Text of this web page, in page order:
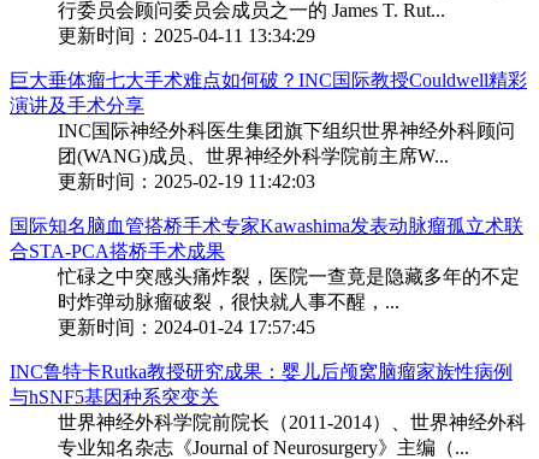
行委员会顾问委员会成员之一的 James T. Rut...
更新时间：2025-04-11 13:34:29
巨大垂体瘤七大手术难点如何破？INC国际教授Couldwell精彩
演讲及手术分享
INC国际神经外科医生集团旗下组织世界神经外科顾问
团(WANG)成员、世界神经外科学院前主席W...
更新时间：2025-02-19 11:42:03
国际知名脑血管搭桥手术专家Kawashima发表动脉瘤孤立术联
合STA-PCA搭桥手术成果
忙碌之中突感头痛炸裂，医院一查竟是隐藏多年的不定
时炸弹动脉瘤破裂，很快就人事不醒，...
更新时间：2024-01-24 17:57:45
INC鲁特卡Rutka教授研究成果：婴儿后颅窝脑瘤家族性病例
与hSNF5基因种系突变关
世界神经外科学院前院长（2011-2014）、世界神经外科
专业知名杂志《Journal of Neurosurgery》主编（...